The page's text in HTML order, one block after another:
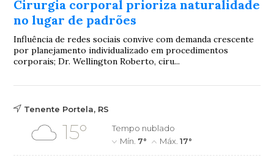
Cirurgia corporal prioriza naturalidade
no lugar de padrões
Influência de redes sociais convive com demanda crescente
por planejamento individualizado em procedimentos
corporais; Dr. Wellington Roberto, ciru...
Tenente Portela, RS
15°
Tempo nublado
Mín. 7° Máx.17°